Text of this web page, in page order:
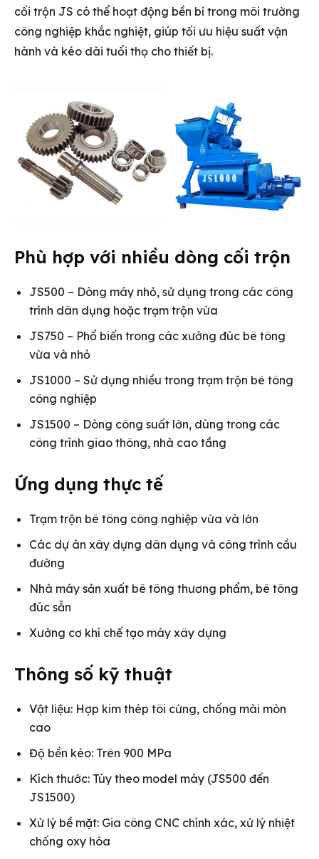
cối trộn JS có thể hoạt động bền bỉ trong môi trường
công nghiệp khắc nghiệt, giúp tối ưu hiệu suất vận
hành và kéo dài tuổi thọ cho thiết bị.
Phù hợp với nhiều dòng cối trộn
JS500 – Dòng máy nhỏ, sử dụng trong các công
trình dân dụng hoặc trạm trộn vừa
JS750 – Phổ biến trong các xưởng đúc bê tông
vừa và nhỏ
JS1000 – Sử dụng nhiều trong trạm trộn bê tông
công nghiệp
JS1500 – Dòng công suất lớn, dùng trong các
công trình giao thông, nhà cao tầng
Ứng dụng thực tế
Trạm trộn bê tông công nghiệp vừa và lớn
Các dự án xây dựng dân dụng và công trình cầu
đường
Nhà máy sản xuất bê tông thương phẩm, bê tông
đúc sẵn
Xưởng cơ khí chế tạo máy xây dựng
Thông số kỹ thuật
Vật liệu: Hợp kim thép tôi cứng, chống mài mòn
cao
Độ bền kéo: Trên 900 MPa
Kích thước: Tùy theo model máy (JS500 đến
JS1500)
Xử lý bề mặt: Gia công CNC chính xác, xử lý nhiệt
chống oxy hóa